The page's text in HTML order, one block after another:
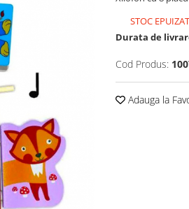
STOC EPUIZAT
Durata de
Cod Produs:
Adauga la